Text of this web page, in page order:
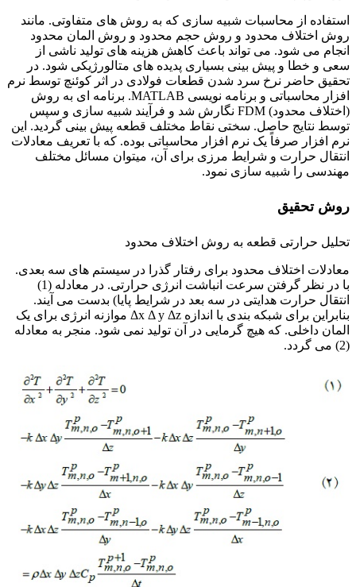
استفاده از محاسبات شبیه سازی که به روش های متفاوتی. مانند
روش اختلاف محدود و روش حجم محدود و روش المان محدود
انجام می شود. می تواند باعث کاهش هزینه های تولید ناشی از
سعی و خطا و پیش بینی بسیاری پدیده های متالورژیکی شود. در
تحقیق حاضر نرخ سرد شدن قطعات فولادی در اثر کوئنچ توسط نرم
افزار محاسباتی و برنامه نویسی MATLAB. برنامه ای به روش
(اختلاف محدود) FDM نگارش شد و فرآیند شبیه سازی و سپس
توسط نتایج حاصل. سختی نقاط مختلف قطعه پیش بینی گردید. این
نرم افزار صرفاً یک نرم افزار محاسباتی بوده. که با تعریف معادلات
انتقال حرارت و شرایط مرزی برای آن، میتوان مسائل مختلف
مهندسی را شبیه سازی نمود.
روش تحقیق
تحلیل حرارتی قطعه به روش اختلاف محدود
معادلات اختلاف محدود برای رفتار گذرا در سیستم های سه بعدی.
با در نظر گرفتن سرعت انباشت انرژی حرارتی. در معادله (1)
انتقال حرارت هدایتی در سه بعد در شرایط پایا) بدست می آیند.
بنابراین برای شبکه بندی با اندازه Δx Δ y Δz موازنه انرژی برای یک
المان داخلی. که هیچ گرمایی در آن تولید نمی شود. منجر به معادله
(2) می گردد.